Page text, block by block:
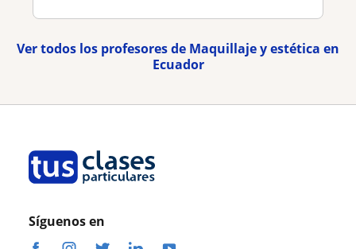
Ver todos los profesores de Maquillaje y estética en
Ecuador
Síguenos en